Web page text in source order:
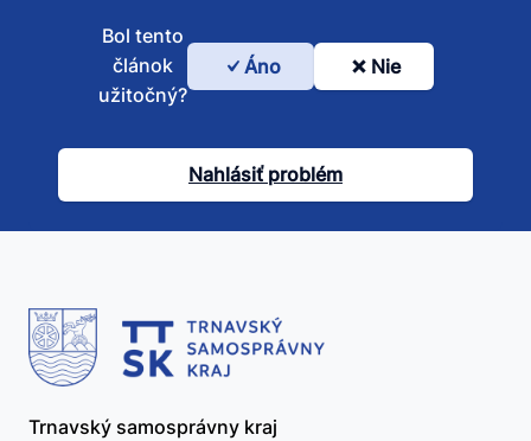
Bol
článok
užitočný?
Bol tento
článok
užitočný?
Áno Nie
Nahlásiť problém
Trnavský samosprávny kraj